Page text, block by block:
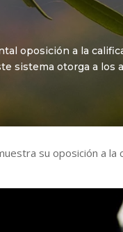
oposición a la
sistema otorga a los
su oposición a la